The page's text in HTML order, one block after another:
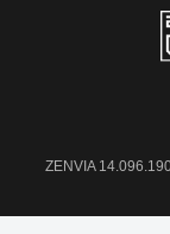
ZENVIA